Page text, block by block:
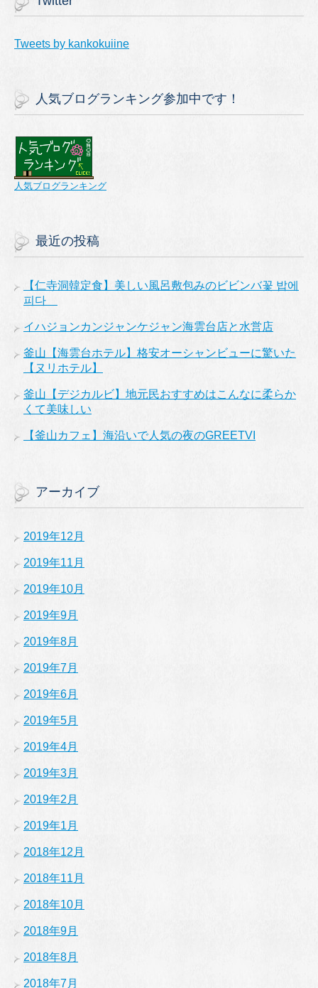
Tweets by kankokuiine
人気ブログランキング参加中です！
人気ブログランキング
最近の投稿
【仁寺洞韓定食】美しい風呂敷包みのビビンバ꽃 밥에
피다
イハジョンカンジャンケジャン海雲台店と水営店
釜山【海雲台ホテル】格安オーシャンビューに驚いた
【ヌリホテル】
釜山【デジカルビ】地元民おすすめはこんなに柔らか
くて美味しい
【釜山カフェ】海沿いで人気の夜のGREETVI
アーカイブ
2019年12月
2019年11月
2019年10月
2019年9月
2019年8月
2019年7月
2019年6月
2019年5月
2019年4月
2019年3月
2019年2月
2019年1月
2018年12月
2018年11月
2018年10月
2018年9月
2018年8月
2018年7月